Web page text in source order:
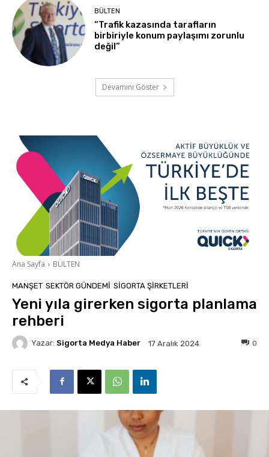
BÜLTEN
“Trafik kazasında tarafların
birbiriyle konum paylaşımı zorunlu
değil”
Devamını Göster